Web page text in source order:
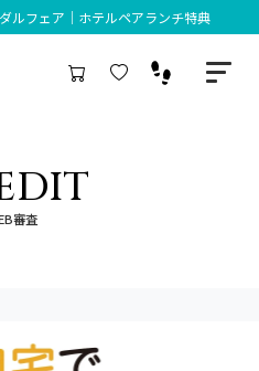
ルフェア｜ホテルペアランチ特典
審査